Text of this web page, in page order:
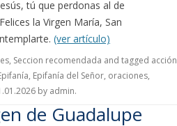
tú que perdonas al de
la Virgen María, San
(ver artículo)
, Seccion recomendada and tagged acción
, Epifanía del Señor, oraciones,
by admin.
de Guadalupe